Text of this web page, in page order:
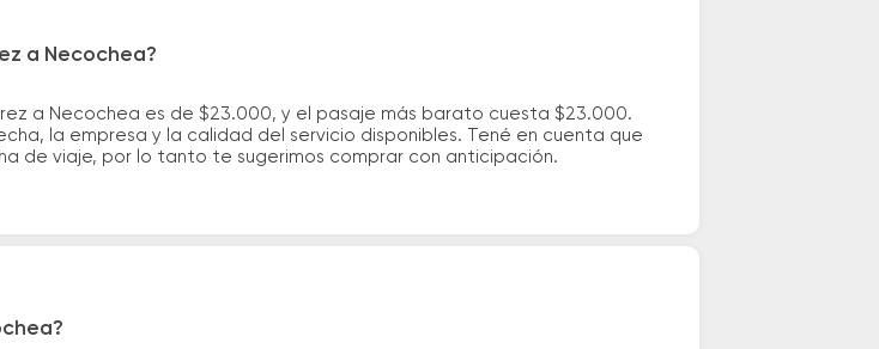
a Necochea?
a Necochea es de $23.000, y el pasaje más barato cuesta $23.000.
la empresa y la calidad del servicio disponibles. Tené en cuenta que
de viaje, por lo tanto te sugerimos comprar con anticipación.